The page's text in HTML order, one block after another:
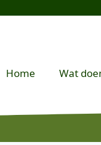
Home Wat